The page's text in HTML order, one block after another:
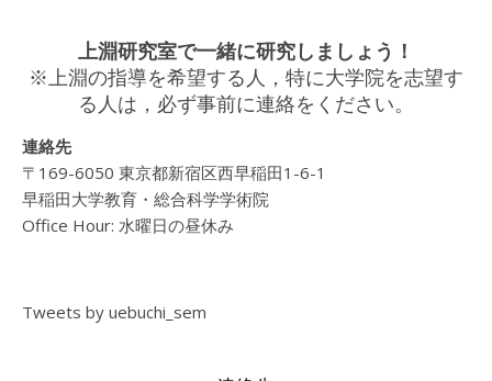
上淵研究室で一緒に研究しましょう！
※上淵の指導を希望する人，特に大学院を志望す
る人は，必ず事前に連絡をください。
連絡先
〒169-6050 東京都新宿区西早稲田1-6-1
早稲田大学教育・総合科学学術院
Office Hour: 水曜日の昼休み
Tweets by uebuchi_sem